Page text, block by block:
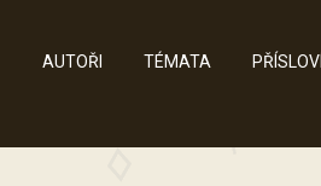
AUTOŘI TÉMATA PŘÍSLOVÍ